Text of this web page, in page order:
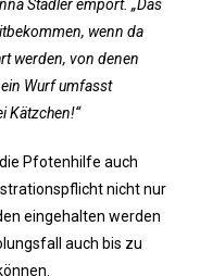
Stadler empört. „Das
wenn da
werden, von denen
Wurf umfasst
Kätzchen!“
Pfotenhilfe auch
nicht nur
eingehalten werden
auch bis zu